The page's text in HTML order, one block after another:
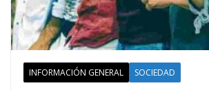
INFORMACIÓN GENERAL SOCIEDAD